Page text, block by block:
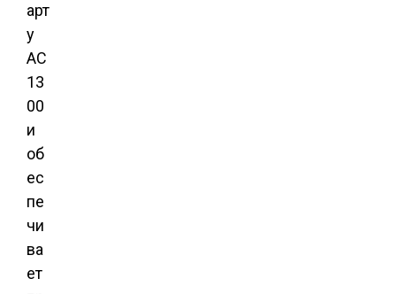
арт
у
AC
13
00
и
об
ес
пе
чи
ва
ет